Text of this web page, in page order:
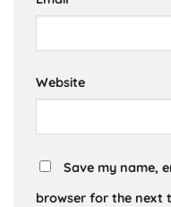
Website
Save my name,
browser for the next